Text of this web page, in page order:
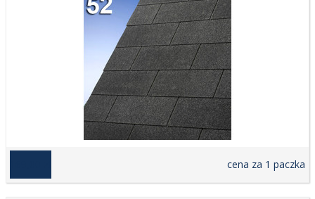
cena za 1 paczka